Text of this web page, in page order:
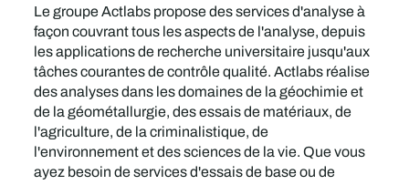
Le groupe Actlabs propose des services d'analyse à
façon couvrant tous les aspects de l'analyse, depuis
les applications de recherche universitaire jusqu'aux
tâches courantes de contrôle qualité. Actlabs réalise
des analyses dans les domaines de la géochimie et
de la géométallurgie, des essais de matériaux, de
l'agriculture, de la criminalistique, de
l'environnement et des sciences de la vie. Que vous
ayez besoin de services d'essais de base ou de